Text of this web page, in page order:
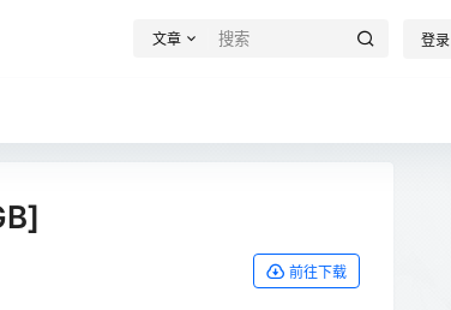
文章 登录
前往下载